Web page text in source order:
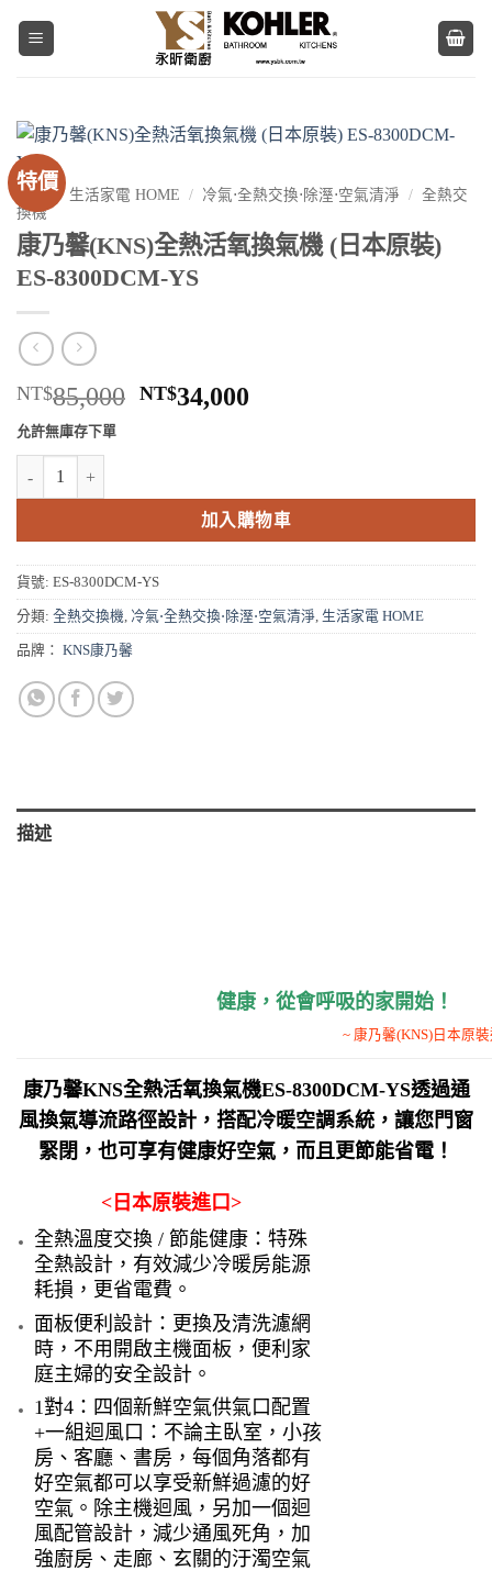
特價
首頁 / 生活家電 HOME / 冷氣⋅全熱交換⋅除溼⋅空氣清淨 / 全熱交
換機
康乃馨(KNS)全熱活氧換氣機 (日本原裝)
ES-8300DCM-YS
NT$85,000 原
NT$85,000。
NT$34,000
NT$34,000。
允許無庫存下單
康乃馨(KNS)全熱活氧換氣機 (日本原裝) ES-8300DCM-YS 數量
加入購物車
貨號: ES-8300DCM-YS
分類: 全熱交換機, 冷氣⋅全熱交換⋅除溼⋅空氣清淨, 生活家電 HOME
品牌： KNS康乃馨
描述
健康，從會呼吸的家開始！
~ 康乃馨(KNS)日本原裝進
康乃馨KNS全熱活氧換氣機ES-8300DCM-YS透過通
風換氣導流路徑設計，搭配冷暖空調系統，讓您門窗
緊閉，也可享有健康好空氣，而且更節能省電！
<日本原裝進口>
全熱溫度交換 / 節能健康：特殊
全熱設計，有效減少冷暖房能源
耗損，更省電費。
面板便利設計：更換及清洗濾網
時，不用開啟主機面板，便利家
庭主婦的安全設計。
1對4：四個新鮮空氣供氣口配置
+一組迴風口：不論主臥室，小孩
房、客廳、書房，每個角落都有
好空氣都可以享受新鮮過濾的好
空氣。除主機迴風，另加一個迴
風配管設計，減少通風死角，加
強廚房、走廊、玄關的汙濁空氣